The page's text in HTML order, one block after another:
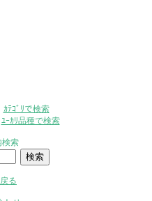
ｶﾃｺﾞﾘで検索
ﾕｰｶﾘ品種で検索
検索
る